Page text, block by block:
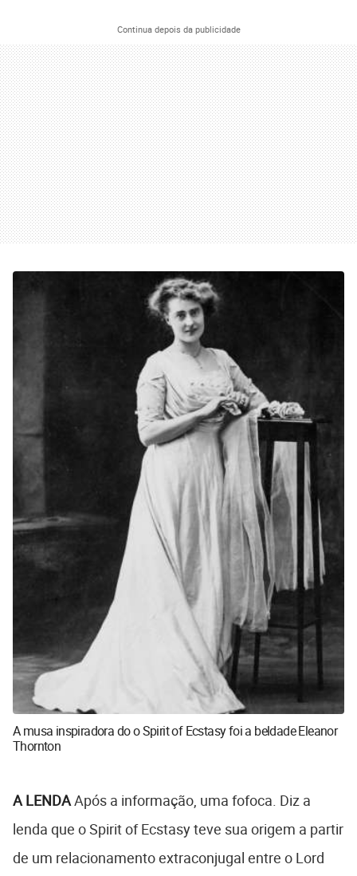
Continua depois da publicidade
A musa inspiradora do o Spirit of Ecstasy foi a beldade Eleanor
Thornton
A LENDAApós a informação, uma fofoca. Diz a
lenda que o Spirit of Ecstasy teve sua origem a partir
de um relacionamento extraconjugal entre o Lord